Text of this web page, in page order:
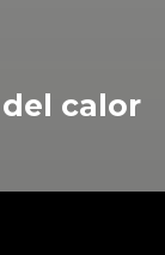
calor